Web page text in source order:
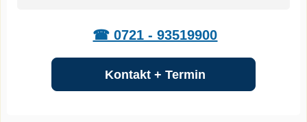
☎ 0721 - 93519900
Kontakt + Termin